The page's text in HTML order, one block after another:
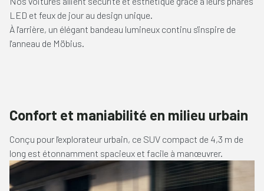
LED et feux de jour au design unique.
À l'arrière, un élégant bandeau lumineux continu s'inspire de
l'anneau de Möbius.
Confort et maniabilité en milieu urbain
Conçu pour l'explorateur urbain, ce SUV compact de 4,3 m de
long est étonnamment spacieux et facile à manœuvrer.